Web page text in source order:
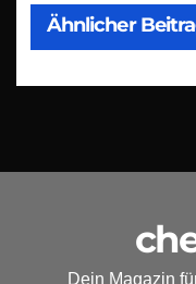
Ähnlicher
Dein Magazin